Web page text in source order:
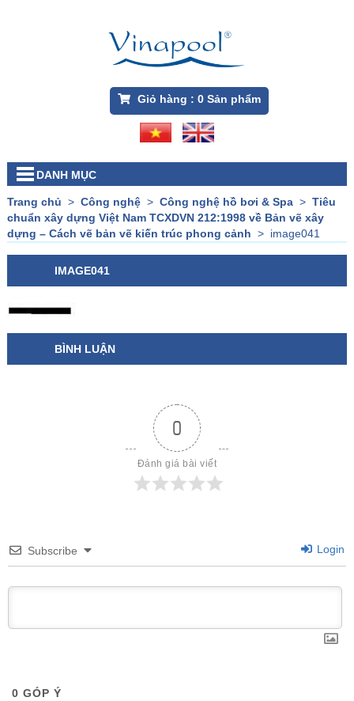
Giỏ hàng : 0Sản phẩm
DANH MỤC
Trang chủ > Công nghệ> Công nghệ hồ bơi & Spa> Tiêu
chuẩn xây dựng Việt Nam TCXDVN 212:1998 về Bản vẽ xây
dựng – Cách vẽ bản vẽ kiến trúc phong cảnh > image041
IMAGE041
BÌNH LUẬN
0
Đánh giá bài viết
Subscribe Login
0 GÓP Ý